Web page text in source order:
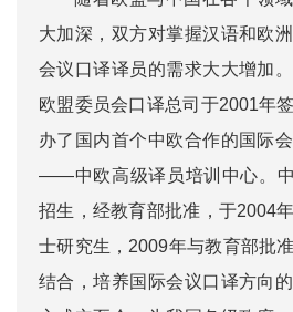
大加深，双方对掌握汉语和欧
会议口译译员的需求大大增加
欧盟委员会口译总司于2001年
办了国内首个中欧合作的国际
——中欧高级译员培训中心。
招生，经教育部批准，于2004
士研究生，2009年与教育部批
结合，培养国际会议口译方向